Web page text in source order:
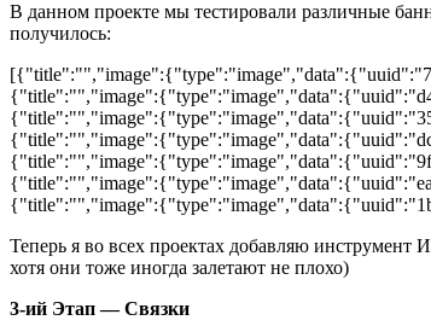
В данном проекте мы тестировали различные
получилось:
Теперь я во всех проектах добавляю
хотя они тоже иногда залетают не плохо)
3-ий Этап — Связки